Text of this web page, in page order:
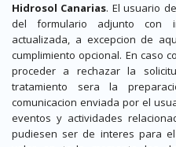
Hidrosol Canarias. El usuario
del formulario adjunto con
actualizada, a excepcion de
cumplimiento opcional. En caso
proceder a rechazar la
tratamiento sera la
comunicacion enviada por el
eventos y actividades
pudiesen ser de interes para